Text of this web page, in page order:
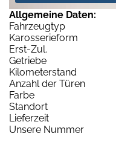
Allgemeine Daten:
Fahrzeugtyp
Karosserieform
Erst-Zul.
Getriebe
Kilometerstand
Anzahl der Türen
Farbe
Standort
Lieferzeit
Unsere Nummer